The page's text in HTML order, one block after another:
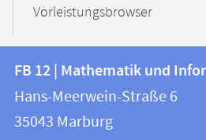
Vorleistungsbrowser
Kontakt
und
Informationen
FB
12
|
FB 12 | Mathematik und
Hans-Meerwein-Straße 6
35043 Marburg